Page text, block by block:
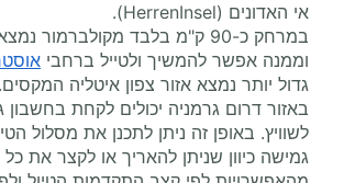
אי האדונים (HerrenInsel).
במרחק כ-90 ק"מ בלבד מקולברמור
וממנה אפשר להמשיך ולטייל ברחבי
גדול יותר נמצא אזור צפון איטליה
באזור דרום גרמניה יכולים לקחת בחשבון
לשוויץ. באופן זה ניתן לתכנן את מסלול
גמישה כיוון שניתן להאריך או לקצר את